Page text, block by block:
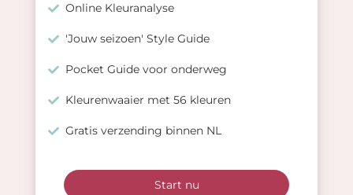
Online Kleuranalyse
'Jouw seizoen' Style Guide
Pocket Guide voor onderweg
Kleurenwaaier met 56 kleuren
Gratis verzending binnen NL
Start nu